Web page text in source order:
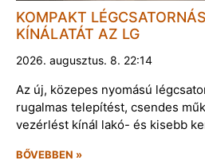
KOMPAKT
KÍNÁLATÁT AZ LG
2026. augusztus. 8. 22:14
Az új, közepes nyomású
rugalmas telepítést, csendes
vezérlést kínál lakó- és kisebb
BŐVEBBEN »